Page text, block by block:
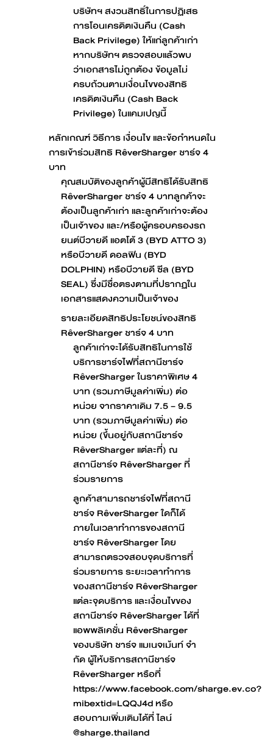
บริษัทฯ สงวนสิทธิ์ในการปฏิเสธ
การโอนเครดิตเงินคืน (Cash
Back Privilege) ให้แก่ลูกค้าเก่า
หากบริษัทฯ ตรวจสอบแล้วพบ
ว่าเอกสารไม่ถูกต้อง ข้อมูลไม่
ครบถ้วนตามเงื่อนไขของสิทธิ
เครดิตเงินคืน (Cash Back
Privilege) ในแคมเปญนี้
หลักเกณฑ์ วิธีการ เงื่อนไข และข้อกำหนดใน
การเข้าร่วมสิทธิ RêverSharger ชาร์จ 4
บาท
คุณสมบัติของลูกค้าผู้มีสิทธิได้รับสิทธิ
RêverSharger ชาร์จ 4 บาทลูกค้าจะ
ต้องเป็นลูกค้าเก่า และลูกค้าเก่าจะต้อง
เป็นเจ้าของ และ/หรือผู้ครอบครองรถ
ยนต์บีวายดี แอตโต้ 3 (BYD ATTO 3)
หรือบีวายดี ดอลฟิน (BYD
DOLPHIN) หรือบีวายดี ซีล (BYD
SEAL) ซึ่งมีชื่อตรงตามที่ปรากฏใน
เอกสารแสดงความเป็นเจ้าของ
รายละเอียดสิทธิประโยชน์ของสิทธิ
RêverSharger ชาร์จ 4 บาท
ลูกค้าเก่าจะได้รับสิทธิในการใช้
บริการชาร์จไฟที่สถานีชาร์จ
RêverSharger ในราคาพิเศษ 4
บาท (รวมภาษีมูลค่าเพิ่ม) ต่อ
หน่วย จากราคาเดิม 7.5 – 9.5
บาท (รวมภาษีมูลค่าเพิ่ม) ต่อ
หน่วย (ขึ้นอยู่กับสถานีชาร์จ
RêverSharger แต่ละที่) ณ
สถานีชาร์จ RêverSharger ที่
ร่วมรายการ
ลูกค้าสามารถชาร์จไฟที่สถานี
ชาร์จ RêverSharger ใดก็ได้
ภายในเวลาทำการของสถานี
ชาร์จ RêverSharger โดย
สามารถตรวจสอบจุดบริการที่
ร่วมรายการ ระยะเวลาทำการ
ของสถานีชาร์จ RêverSharger
แต่ละจุดบริการ และเงื่อนไขของ
สถานีชาร์จ RêverSharger ได้ที่
แอพพลิเคชั่น RêverSharger
ของบริษัท ชาร์จ แมเนจเม้นท์ จํา
กัด ผู้ให้บริการสถานีชาร์จ
RêverSharger หรือที่
https://www.facebook.com/sharge.ev.co?
mibextid=LQQJ4d หรือ
สอบถามเพิ่มเติมได้ที่ ไลน์
@sharge.thailand